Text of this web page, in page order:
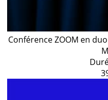
Conférence ZOOM en